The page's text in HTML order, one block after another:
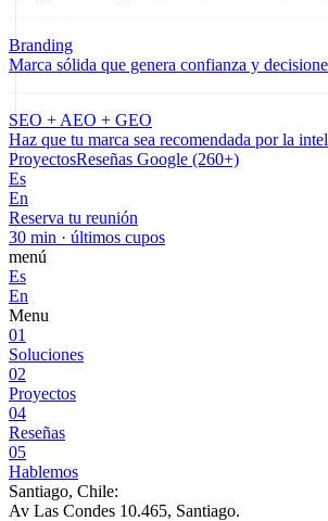
Branding
Marca sólida que genera confianza y
SEO + AEO + GEO
Haz que tu marca sea recomendada por la
ProyectosReseñas Google (260+)
Es
En
Reserva tu reunión
30 min · últimos cupos
menú
Es
En
Menu
01
Soluciones
02
Proyectos
04
Reseñas
05
Hablemos
Santiago, Chile:
Av Las Condes 10.465, Santiago.